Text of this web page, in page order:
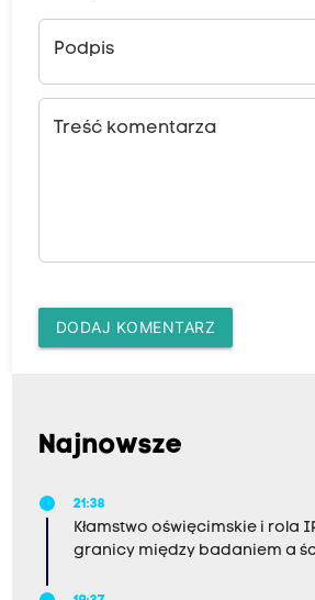
Podpis
Treść komentarza
DODAJ KOMENTARZ
Najnowsze
21:38
Kłamstwo oświęcimskie i rola
granicy między badaniem a